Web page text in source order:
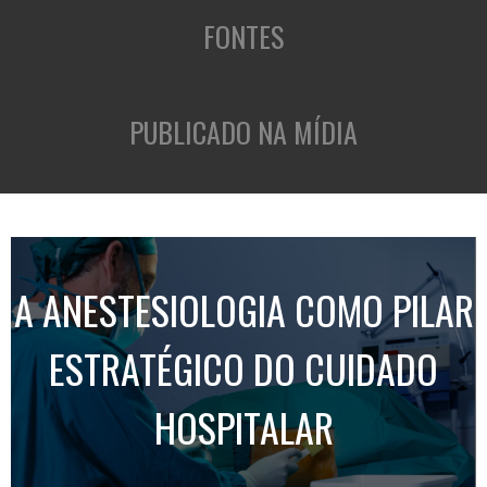
FONTES
PUBLICADO NA MÍDIA
A ANESTESIOLOGIA COMO PILAR
ESTRATÉGICO DO CUIDADO
HOSPITALAR